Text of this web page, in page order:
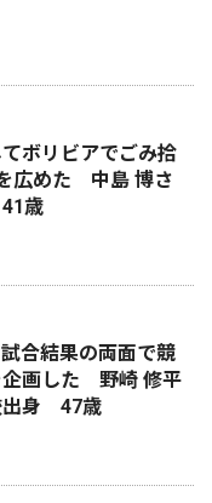
ボリビアでごみ拾
広めた 中島 博さ
歳
合結果の両面で競
企画した 野崎 修平
出身 47歳